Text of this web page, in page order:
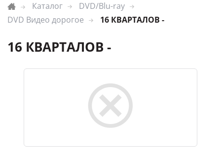
Каталог
DVD/Blu-ray
DVD Видео дорогое
16 КВАРТАЛОВ -
16 КВАРТАЛОВ -